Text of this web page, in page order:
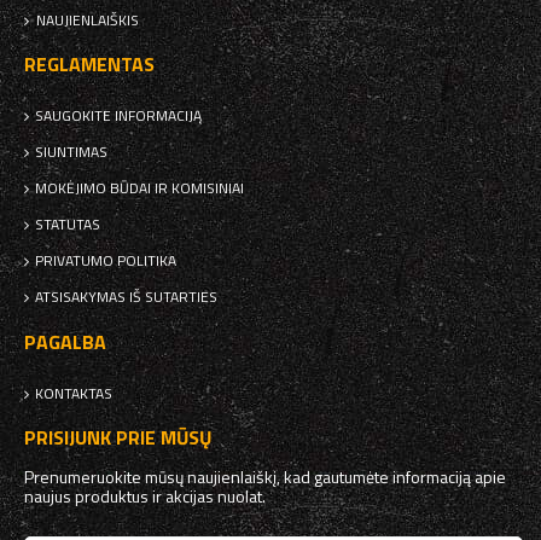
NAUJIENLAIŠKIS
REGLAMENTAS
SAUGOKITE INFORMACIJĄ
SIUNTIMAS
MOKĖJIMO BŪDAI IR KOMISINIAI
STATUTAS
PRIVATUMO POLITIKA
ATSISAKYMAS IŠ SUTARTIES
PAGALBA
KONTAKTAS
PRISIJUNK PRIE MŪSŲ
Prenumeruokite mūsų naujienlaiškį, kad gautumėte informaciją apie
naujus produktus ir akcijas nuolat.